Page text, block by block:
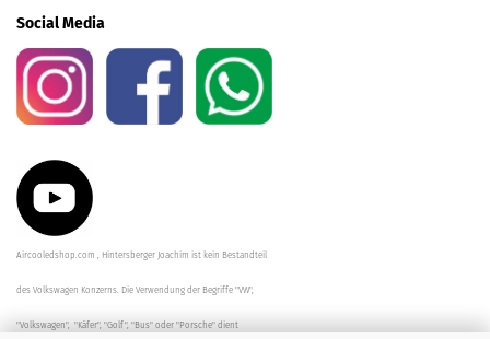
Social Media
Aircooledshop.com , Hintersberger Joachim ist kein Bestandteil
des Volkswagen Konzerns. Die Verwendung der Begriffe "VW",
"Volkswagen", "Käfer", "Golf", "Bus" oder "Porsche" dient